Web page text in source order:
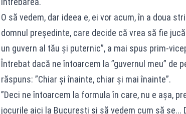
O să vedem, dar ideea e, ei vor acum, în a doua
domnul președinte, care decide că vrea să fie
un guvern al tău și puternic”, a mai spus prim-
Întrebat dacă ne întoarcem la ”guvernul meu” de
răspuns: ”Chiar și înainte, chiar și mai înainte”.
”Deci ne întoarcem la formula în care, nu e așa,
jocurile aici la București și să vedem cum să se...